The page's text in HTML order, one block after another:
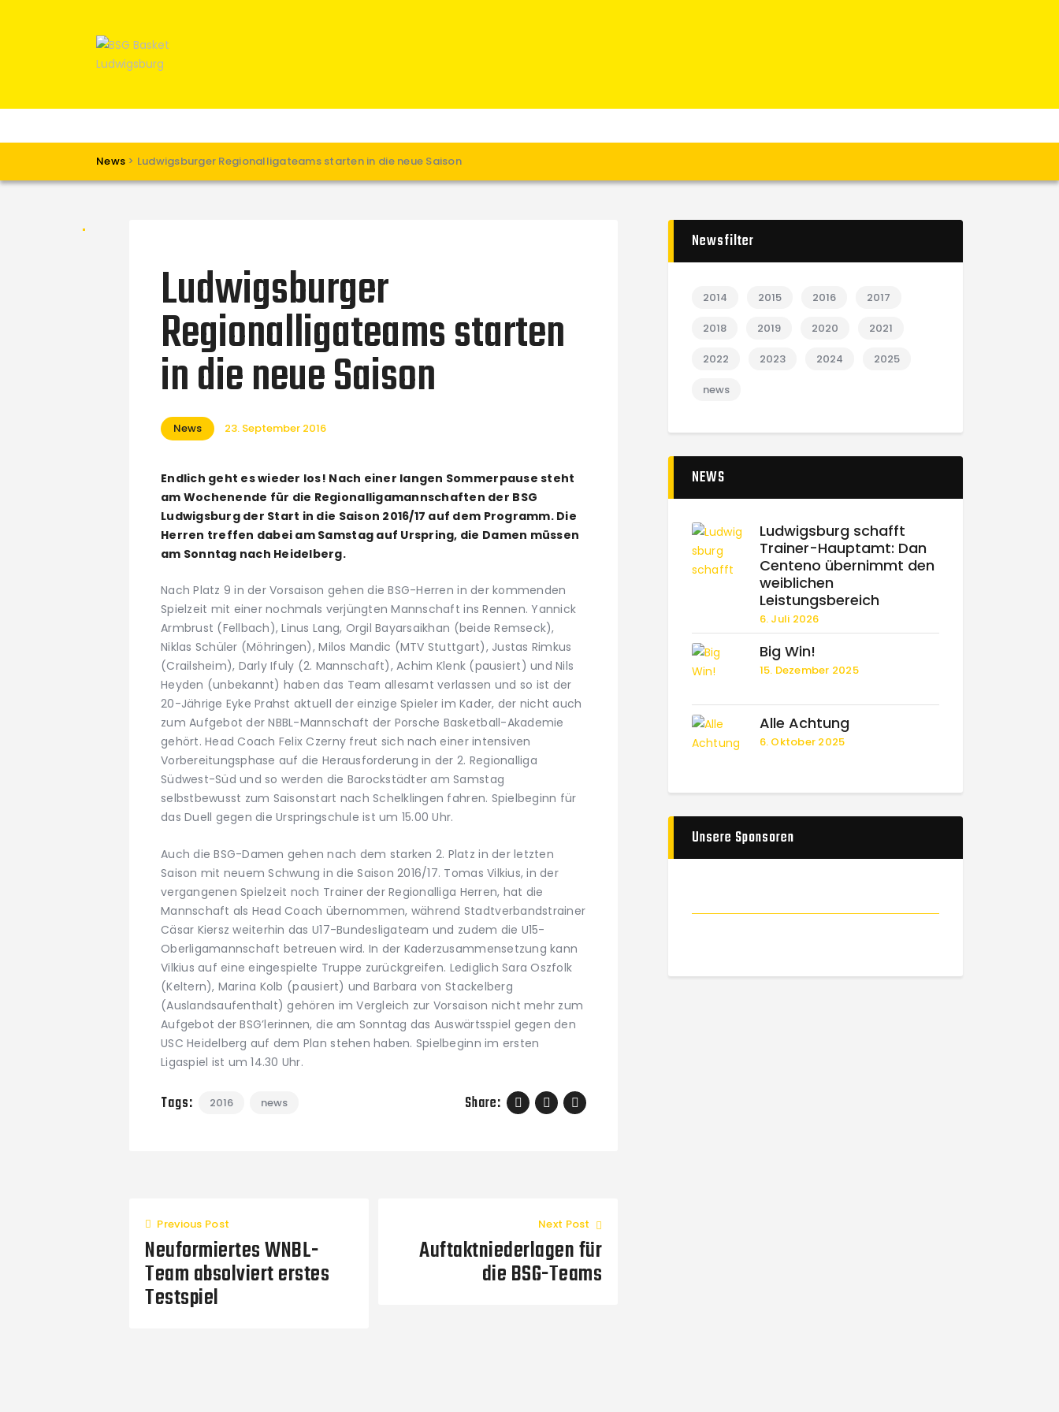
News > Ludwigsburger Regionalligateams starten in die neue Saison
Spielbetrieb
Ludwigsburger
Regionalligateams starten
in die neue Saison
News 23. September 2016
Endlich geht es wieder los! Nach einer langen Sommerpause steht
am Wochenende für die Regionalligamannschaften der BSG
Ludwigsburg der Start in die Saison 2016/17 auf dem Programm. Die
Herren treffen dabei am Samstag auf Urspring, die Damen müssen
am Sonntag nach Heidelberg.
Nach Platz 9 in der Vorsaison gehen die BSG-Herren in der kommenden
Spielzeit mit einer nochmals verjüngten Mannschaft ins Rennen. Yannick
Armbrust (Fellbach), Linus Lang, Orgil Bayarsaikhan (beide Remseck),
Niklas Schüler (Möhringen), Milos Mandic (MTV Stuttgart), Justas Rimkus
(Crailsheim), Darly Ifuly (2. Mannschaft), Achim Klenk (pausiert) und Nils
Heyden (unbekannt) haben das Team allesamt verlassen und so ist der
20-Jährige Eyke Prahst aktuell der einzige Spieler im Kader, der nicht auch
zum Aufgebot der NBBL-Mannschaft der Porsche Basketball-Akademie
gehört. Head Coach Felix Czerny freut sich nach einer intensiven
Vorbereitungsphase auf die Herausforderung in der 2. Regionalliga
Südwest-Süd und so werden die Barockstädter am Samstag
selbstbewusst zum Saisonstart nach Schelklingen fahren. Spielbeginn für
das Duell gegen die Urspringschule ist um 15.00 Uhr.
Auch die BSG-Damen gehen nach dem starken 2. Platz in der letzten
Saison mit neuem Schwung in die Saison 2016/17. Tomas Vilkius, in der
vergangenen Spielzeit noch Trainer der Regionalliga Herren, hat die
Mannschaft als Head Coach übernommen, während Stadtverbandstrainer
Cäsar Kiersz weiterhin das U17-Bundesligateam und zudem die U15-
Oberligamannschaft betreuen wird. In der Kaderzusammensetzung kann
Vilkius auf eine eingespielte Truppe zurückgreifen. Lediglich Sara Oszfolk
(Keltern), Marina Kolb (pausiert) und Barbara von Stackelberg
(Auslandsaufenthalt) gehören im Vergleich zur Vorsaison nicht mehr zum
Aufgebot der BSG’lerinnen, die am Sonntag das Auswärtsspiel gegen den
USC Heidelberg auf dem Plan stehen haben. Spielbeginn im ersten
Ligaspiel ist um 14.30 Uhr.
Tags: 2016 news Share:
Previous Post
Neuformiertes WNBL-
Team absolviert erstes
Testspiel
Next Post
Auftaktniederlagen für
die BSG-Teams
Newsfilter
2014 2015 2016 2017
2018 2019 2020 2021
2022 2023 2024 2025
news
NEWS
Ludwigsburg schafft
Trainer-Hauptamt: Dan
Centeno übernimmt den
weiblichen
Leistungsbereich
6. Juli 2026
Big Win!
15. Dezember 2025
Alle Achtung
6. Oktober 2025
Unsere Sponsoren